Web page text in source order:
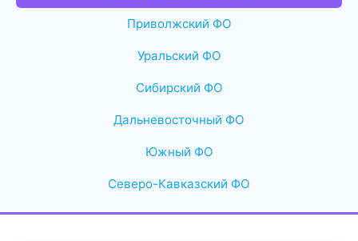
Приволжский ФО
Уральский ФО
Сибирский ФО
Дальневосточный ФО
Южный ФО
Северо-Кавказский ФО